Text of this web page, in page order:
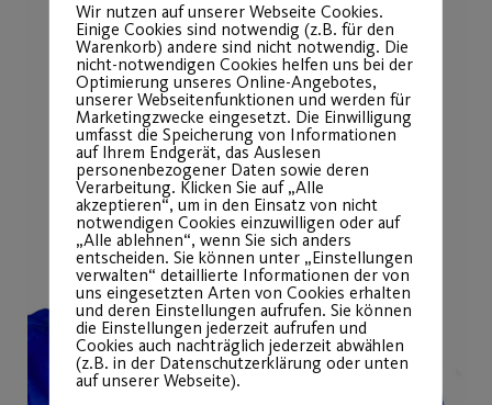
Wir nutzen auf unserer Webseite Cookies.
Einige Cookies sind notwendig (z.B. für den
Warenkorb) andere sind nicht notwendig. Die
nicht-notwendigen Cookies helfen uns bei der
Optimierung unseres Online-Angebotes,
unserer Webseitenfunktionen und werden für
Marketingzwecke eingesetzt. Die Einwilligung
umfasst die Speicherung von Informationen
auf Ihrem Endgerät, das Auslesen
personenbezogener Daten sowie deren
Verarbeitung. Klicken Sie auf „Alle
akzeptieren“, um in den Einsatz von nicht
notwendigen Cookies einzuwilligen oder auf
„Alle ablehnen“, wenn Sie sich anders
entscheiden. Sie können unter „Einstellungen
verwalten“ detaillierte Informationen der von
uns eingesetzten Arten von Cookies erhalten
und deren Einstellungen aufrufen. Sie können
die Einstellungen jederzeit aufrufen und
Cookies auch nachträglich jederzeit abwählen
(z.B. in der Datenschutzerklärung oder unten
auf unserer Webseite).